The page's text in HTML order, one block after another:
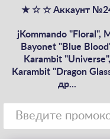
★ ☆ ☆ Аккаунт
jKommando "Floral",
Bayonet "Blue
Karambit "Universe",
Karambit "Dragon
др...